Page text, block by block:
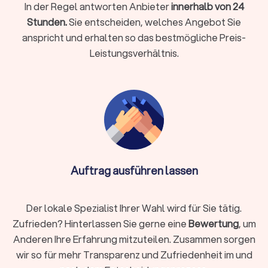
Organisationvon Termin, Ort und Ablauf der
Beisetzung
✓
Unterstützungbei Formalitäten (Sterbeurkunde,
Behördenabmeldung, Friedhofsverwaltung)
Begleitung der Angehörigen
individuellen Gestaltungswünschen
Viele Anbieter in Uetze organisieren sowohl
Feuerbestattungenund bieten zunehmend
Bestattungsformen , etwa Natur- oder Seebestattungen, an.
Auch individuelle Wünsche wie die musikalische Gestaltung
berücksichtigt werden.
Ein häufiger Punkt, der in diesem Zusammenhang aufkommt,
ist der Unterschied zwischen Bestatter und Trauerredner.
Während der Bestatter die organisatorischen und praktischen
Abläufe übernimmt, sorgt der Trauerredner für die
In der Regel antworten Anbieterinnerhalb von 24
Stunden.Sie entscheiden, welches Angebot Sie
anspricht und erhalten so das bestmögliche Preis-
Leistungsverhältnis.
Auftrag ausführen lassen
Der lokale Spezialist Ihrer Wahl wird für Sie tätig.
Zufrieden? Hinterlassen Sie gerne eineBewertung, um
Anderen Ihre Erfahrung mitzuteilen. Zusammen sorgen
wir so für mehr Transparenz und Zufriedenheit im und